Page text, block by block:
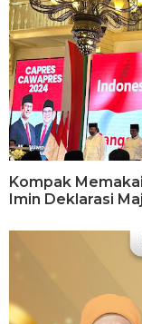
Kompak
Imin Deklarasi